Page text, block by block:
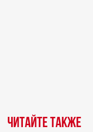
Читайте также